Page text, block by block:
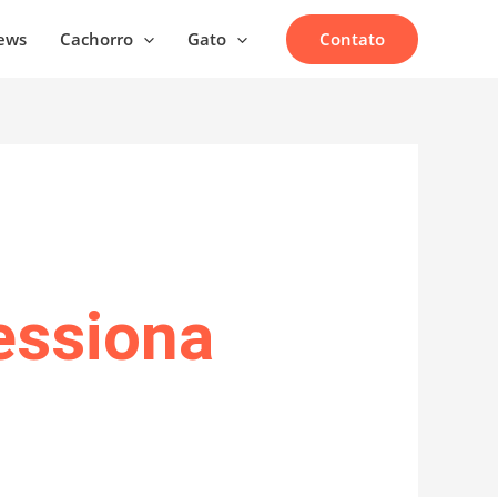
Cachorro Gato Contato